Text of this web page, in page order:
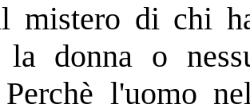
mistero di chi
la donna o
l'uomo